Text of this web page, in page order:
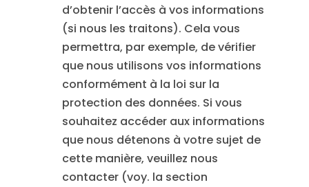
d’obtenir l’accès à vos informations
(si nous les traitons). Cela vous
permettra, par exemple, de vérifier
que nous utilisons vos informations
conformément à la loi sur la
protection des données. Si vous
souhaitez accéder aux informations
que nous détenons à votre sujet de
cette manière, veuillez nous
contacter (voy. la section